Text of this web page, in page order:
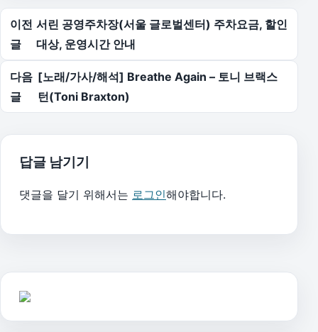
글 탐색
이전
글
서린 공영주차장(서울 글로벌센터) 주차요금, 할인
대상, 운영시간 안내
다음
글
[노래/가사/해석] Breathe Again – 토니 브랙스
턴(Toni Braxton)
답글 남기기
댓글을 달기 위해서는 로그인해야합니다.